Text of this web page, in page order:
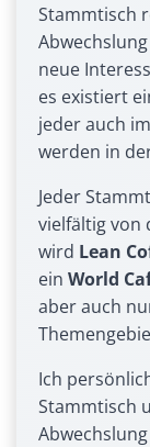
Stammtisch
neue
es existiert
jeder auch
werden in
Jeder
vielfältig von
wird Lean
ein World
aber auch
Ich
Stammtisch